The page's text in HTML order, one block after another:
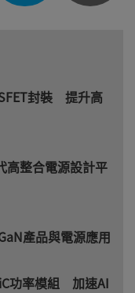
封裝 提升高
高整合電源設計平
產品與電源應用
功率模組 加速AI